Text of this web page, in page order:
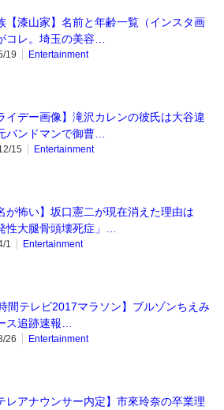
【漆山家】名前と年齢一覧（インスタ画
コレ。埼玉の美容…
19 Entertainment
イデー画像】滝沢カレンの彼氏は大谷違
バンドマンで御曹…
15 Entertainment
が怖い】坂口憲二が現在消えた理由は
性大腿骨頭壊死症」…
1 Entertainment
間テレビ2017マラソン】ブルゾンちえみ
ス追跡速報…
26 Entertainment
レアナウンサー内定】市來玲奈の卒業理